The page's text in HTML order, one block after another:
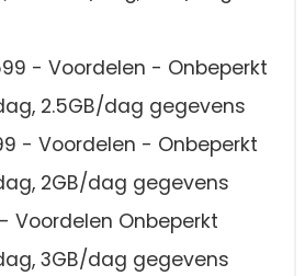
- Voordelen - Onbeperkt
2.5GB/dag gegevens
- Voordelen - Onbeperkt
2GB/dag gegevens
Voordelen Onbeperkt
3GB/dag gegevens